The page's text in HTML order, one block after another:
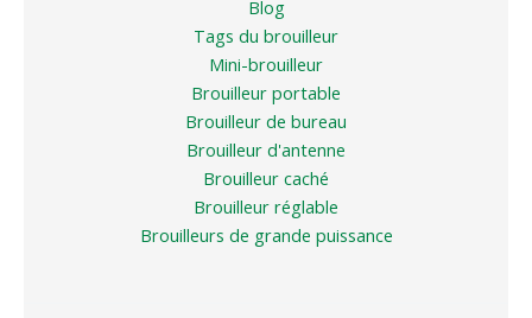
Blog
Tags du brouilleur
Mini-brouilleur
Brouilleur portable
Brouilleur de bureau
Brouilleur d'antenne
Brouilleur caché
Brouilleur réglable
Brouilleurs de grande puissance